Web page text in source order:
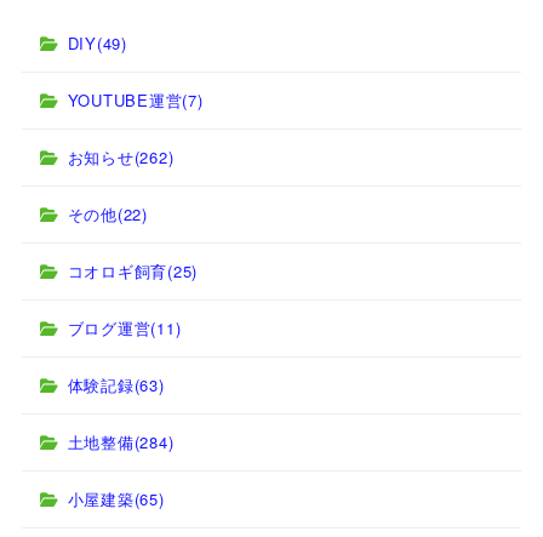
DIY(49)
YOUTUBE運営(7)
お知らせ(262)
その他(22)
コオロギ飼育(25)
ブログ運営(11)
体験記録(63)
土地整備(284)
小屋建築(65)